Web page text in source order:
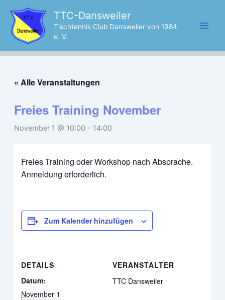
Inhalt
springen
TTC-Dansweiler
Tischtennis Club Dansweiler von 1984
e. V.
« Alle Veranstaltungen
Freies Training November
November 1 @ 10:00 - 14:00
Freies Training oder Workshop nach Absprache.
Anmeldung erforderlich.
Zum Kalender hinzufügen
DETAILS
Datum:
November 1
VERANSTALTER
TTC Dansweiler